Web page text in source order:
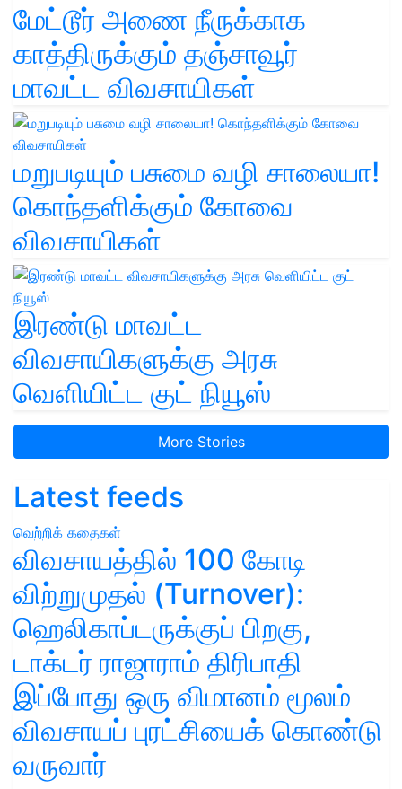
மேட்டூர் அணை நீருக்காக
காத்திருக்கும் தஞ்சாவூர்
மாவட்ட விவசாயிகள்
மறுபடியும் பசுமை வழி சாலையா!
கொந்தளிக்கும் கோவை
விவசாயிகள்
இரண்டு மாவட்ட
விவசாயிகளுக்கு அரசு
வெளியிட்ட குட் நியூஸ்
More Stories
Latest feeds
வெற்றிக் கதைகள்
விவசாயத்தில் 100 கோடி
விற்றுமுதல் (Turnover):
ஹெலிகாப்டருக்குப் பிறகு,
டாக்டர் ராஜாராம் திரிபாதி
இப்போது ஒரு விமானம் மூலம்
விவசாயப் புரட்சியைக் கொண்டு
வருவார்